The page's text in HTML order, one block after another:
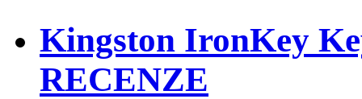
Kingston IronKey
RECENZE